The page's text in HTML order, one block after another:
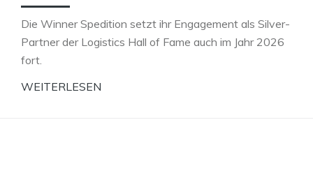
Die Winner Spedition setzt ihr Engagement als Silver-
Partner der Logistics Hall of Fame auch im Jahr 2026
fort.
WEITERLESEN